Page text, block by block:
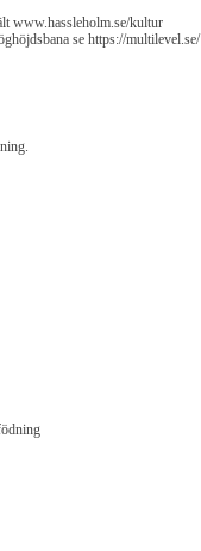
www.hassleholm.se/kultur
se https://multilevel.se/